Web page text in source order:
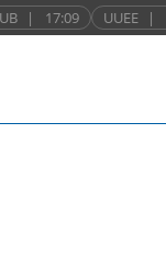
| 17:09 UUEE |